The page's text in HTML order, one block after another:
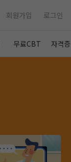
회원가입 로그인
무료CBT 자격